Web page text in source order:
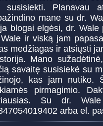
susisiekti. Planavau
mane su dr.
blogai elgėsi, dr.
ir viską jam
medžiagas ir atsiųsti
Mano
savaitę susisiekė su
kas jam nutiko.
pirmagimio.
Su dr. Wale
arba el.